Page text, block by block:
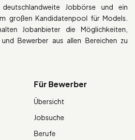
Jobbörse und ein
großen Kandidatenpool für Models.
Jobanbieter die Möglichkeiten,
Bewerber aus allen Bereichen zu
Für Bewerber
Übersicht
Jobsuche
Berufe